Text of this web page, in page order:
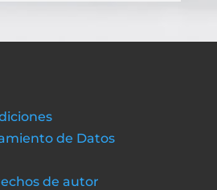
de Datos
de autor